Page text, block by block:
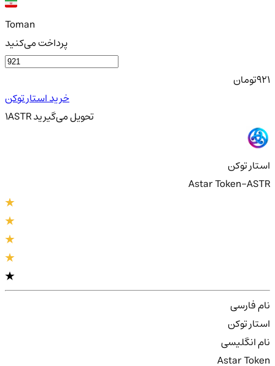
Toman
پرداخت می‌کنید
921تومان
خرید استار توکن
1ASTR تحویلمی‌گیرید
استار توکن
Astar Token-ASTR
نام فارسی
استار توکن
نام انگلیسی
Astar Token